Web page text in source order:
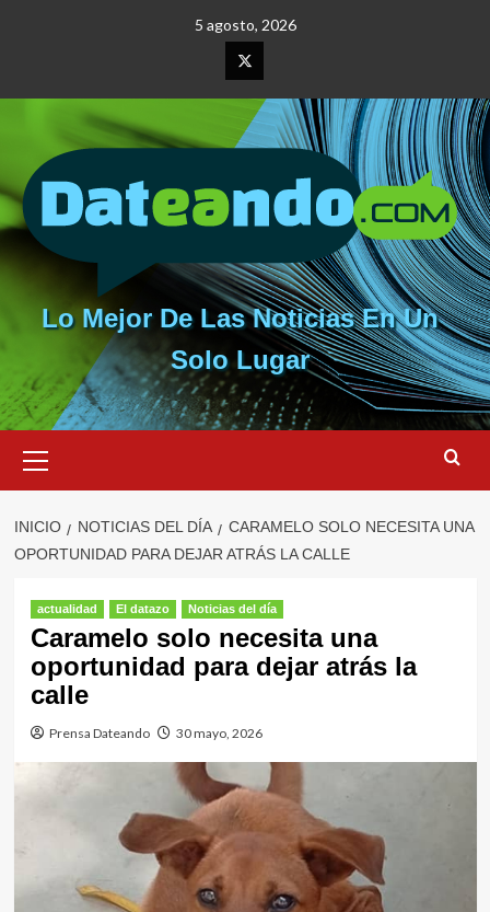
5 agosto, 2026
Elemento
del
menú
Lo Mejor De Las Noticias En Un
Solo Lugar
primario
INICIO NOTICIAS DEL DÍA
CARAMELO SOLO NECESITA UNA
OPORTUNIDAD PARA DEJAR ATRÁS LA CALLE
actualidad El datazo Noticias del día
Caramelo solo necesita una
oportunidad para dejar atrás la
calle
Prensa Dateando 30 mayo, 2026